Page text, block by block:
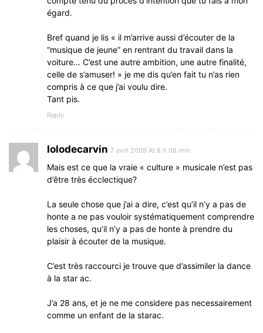
égard.
Bref quand je lis « il m’arrive aussi d’écouter de la
“musique de jeune” en rentrant du travail dans la
voiture… C’est une autre ambition, une autre finalité,
celle de s’amuser! » je me dis qu’en fait tu n’as rien
compris à ce que j’ai voulu dire.
Tant pis.
Reply
lolodecarvin 7 avril 2009 At 8 h 08 min
Mais est ce que la vraie « culture » musicale n’est pas
d’être très écclectique?
La seule chose que j’ai a dire, c’est qu’il n’y a pas de
honte a ne pas vouloir systématiquement comprendre
les choses, qu’il n’y a pas de honte à prendre du
plaisir à écouter de la musique.
C’est très raccourci je trouve que d’assimiler la dance
à la star ac.
J’a 28 ans, et je ne me considere pas necessairement
comme un enfant de la starac.